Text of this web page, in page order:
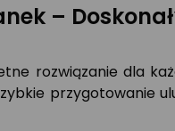
–
rozwiązanie dla
przygotowanie